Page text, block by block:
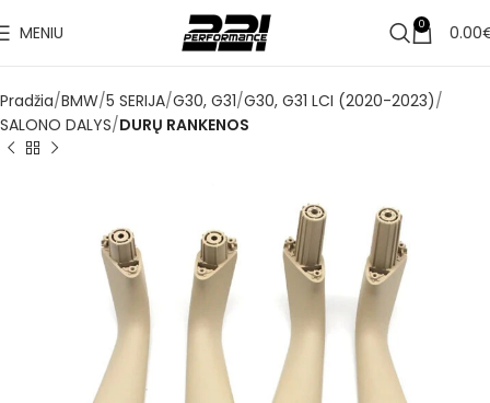
MENIU 0 0.00
Pradžia BMW 5 SERIJA G30, G31 G30, G31 LCI (2020-2023)
SALONO DALYS DURŲ RANKENOS